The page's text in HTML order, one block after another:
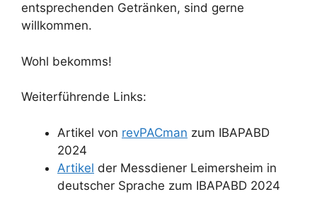
entsprechenden Getränken, sind gerne
willkommen.
Wohl bekomms!
Weiterführende Links:
Artikel von revPACman zum IBAPABD
2024
Artikel der Messdiener Leimersheim in
deutscher Sprache zum IBAPABD 2024